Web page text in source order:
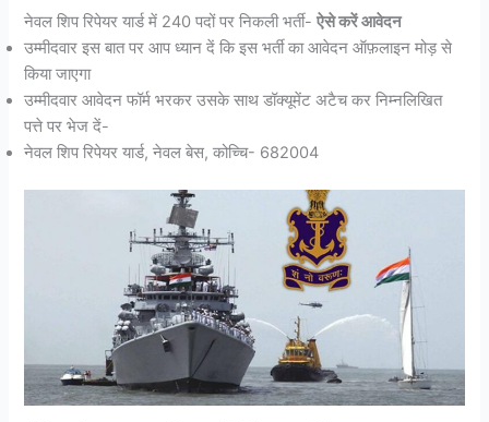
नेवल शिप रिपेयर यार्ड में 240 पदों पर निकली भर्ती-ऐसे करें आवेदन
उम्मीदवार इस बात पर आप ध्यान दें कि इस भर्ती का आवेदन ऑफ़लाइन मोड़ से
किया जाएगा
उम्मीदवार आवेदन फॉर्म भरकर उसके साथ डॉक्यूमेंट अटैच कर निम्नलिखित
पत्ते पर भेज दें-
नेवल शिप रिपेयर यार्ड, नेवल बेस, कोच्चि- 682004